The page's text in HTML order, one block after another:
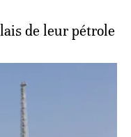
de leur pétrole